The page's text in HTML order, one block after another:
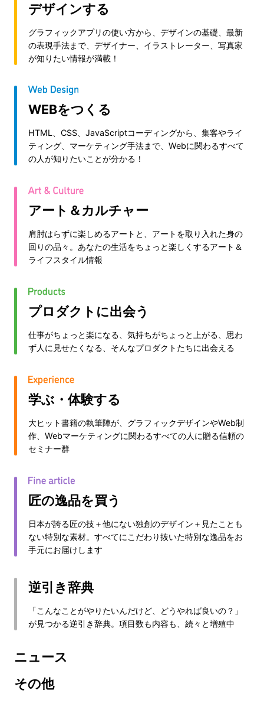
デザインする
グラフィックアプリの使い方から、デザインの基礎、最新
の表現手法まで、デザイナー、イラストレーター、写真家
が知りたい情報が満載！
WEBをつくる
HTML、CSS、JavaScriptコーディングから、集客やライ
ティング、マーケティング手法まで、Webに関わるすべて
の人が知りたいことが分かる！
アート＆カルチャー
肩肘はらずに楽しめるアートと、アートを取り入れた身の
回りの品々。あなたの生活をちょっと楽しくするアート＆
ライフスタイル情報
プロダクトに出会う
仕事がちょっと楽になる、気持ちがちょっと上がる、思わ
ず人に見せたくなる、そんなプロダクトたちに出会える
学ぶ・体験する
大ヒット書籍の執筆陣が、グラフィックデザインやWeb制
作、Webマーケティングに関わるすべての人に贈る信頼の
セミナー群
匠の逸品を買う
日本が誇る匠の技＋他にない独創のデザイン＋見たことも
ない特別な素材。すべてにこだわり抜いた特別な逸品をお
手元にお届けします
逆引き辞典
「こんなことがやりたいんだけど、どうやれば良いの？」
が見つかる逆引き辞典。項目数も内容も、続々と増殖中
ニュース
その他